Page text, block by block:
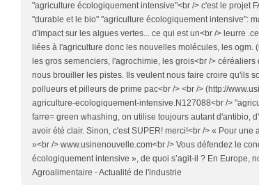
"agriculture écologiquement intensive"<br /> c'est le projet
"durable et le bio" "agriculture écologiquement intensive":
d'impact sur les algues vertes... ce qui est un<br /> leurre
liées à l'agriculture donc les nouvelles molécules, les ogm.
les gros semenciers, l'agrochimie, les grois<br />
nous brouiller les pistes. Ils veulent nous faire croire qu'ils
pollueurs et pilleurs de prime pac<br /> <br /> (http://
agriculture-ecologiquement-intensive.N127088<br />
farre= green whashing, on utilise toujours autant d'antibio,
avoir été clair. Sinon, c'est SUPER! merci!<br /> « Pour
»<br /> www.usinenouvelle.com<br /> Vous défendez le
écologiquement intensive », de quoi s’agit-il ? En Europe,
Agroalimentaire - Actualité de l'industrie